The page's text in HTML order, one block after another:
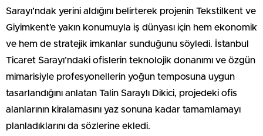
Sarayı’ndak yerini aldığını belirterek projenin Tekstilkent ve
Giyimkent’e yakın konumuyla iş dünyası için hem ekonomik
ve hem de stratejik imkanlar sunduğunu söyledi. İstanbul
Ticaret Sarayı’ndaki ofislerin teknolojik donanımı ve özgün
mimarisiyle profesyonellerin yoğun temposuna uygun
tasarlandığını anlatan Talin Saraylı Dikici, projedeki ofis
alanlarının kiralamasını yaz sonuna kadar tamamlamayı
planladıklarını da sözlerine ekledi.